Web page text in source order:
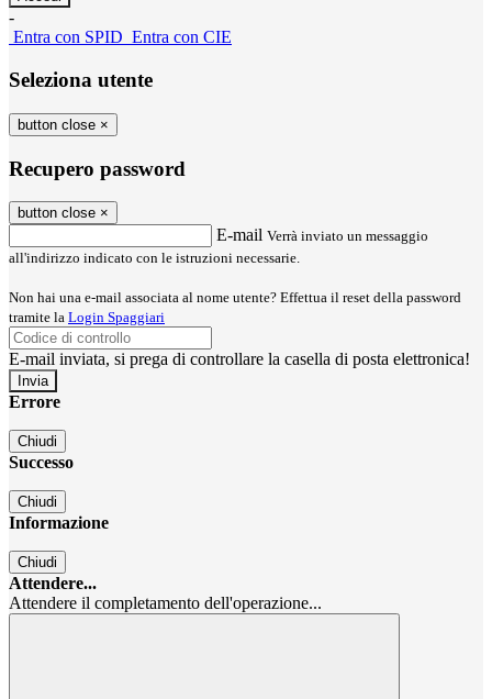
-
Entra con SPID Entra con CIE
Seleziona utente
button close ×
Recupero password
button close ×
E-mail Verrà inviato un messaggio
all'indirizzo indicato con le istruzioni necessarie.
Non hai una e-mail associata al nome utente? Effettua il reset della password
tramite la Login Spaggiari
E-mail inviata, si prega di controllare la casella di posta elettronica!
Errore
Chiudi
Successo
Chiudi
Informazione
Chiudi
Attendere...
Attendere il completamento dell'operazione...